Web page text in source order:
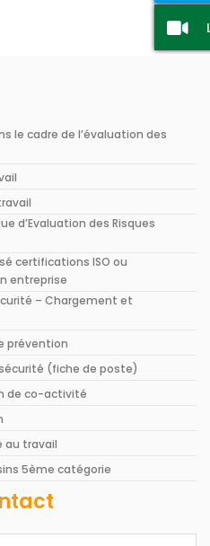
le cadre de l’évaluation des
d’Evaluation des Risques
certifications ISO ou
entreprise
– Chargement et
prévention
(fiche de poste)
de co-activité
au travail
5ème catégorie